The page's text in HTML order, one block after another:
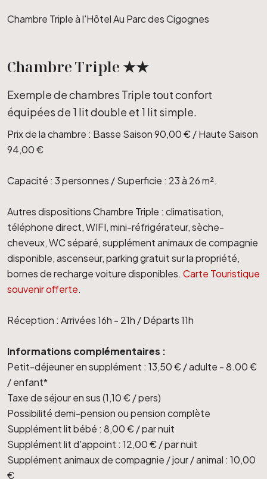
Chambre Triple à l'Hôtel Au Parc des Cigognes
Chambre Triple ★★
Exemple de chambres Triple tout confort
équipées de 1 lit double et 1 lit simple.
Prix de la chambre : Basse Saison 90,00 € / Haute Saison
94,00 €
Capacité : 3 personnes / Superficie : 23 à 26 m².
Autres dispositions Chambre Triple : climatisation,
téléphone direct, WIFI, mini-réfrigérateur, sèche-
cheveux, WC séparé, supplément animaux de compagnie
disponible, ascenseur, parking gratuit sur la propriété,
bornes de recharge voiture disponibles. Carte Touristique
souvenir offerte.
Réception : Arrivées 16h - 21h / Départs 11h
Informations complémentaires :
Petit-déjeuner en supplément : 13,50 € / adulte - 8.00 €
/ enfant*
Taxe de séjour en sus (1,10 € / pers)
Possibilité demi-pension ou pension complète
Supplément lit bébé : 8,00 € / par nuit
Supplément lit d'appoint : 12,00 € / par nuit
Supplément animaux de compagnie / jour / animal : 10,00
€